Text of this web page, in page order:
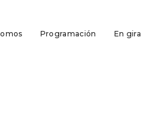
Programación En gira